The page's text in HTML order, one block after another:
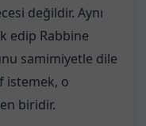
değildir. Aynı
edip Rabbine
samimiyetle dile
istemek, o
biridir.